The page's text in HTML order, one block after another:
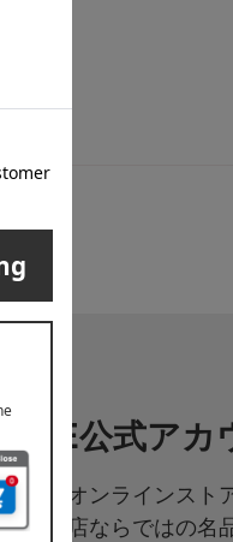
LINE公式アカ
高島屋オンラインスト
は百貨店ならではの名